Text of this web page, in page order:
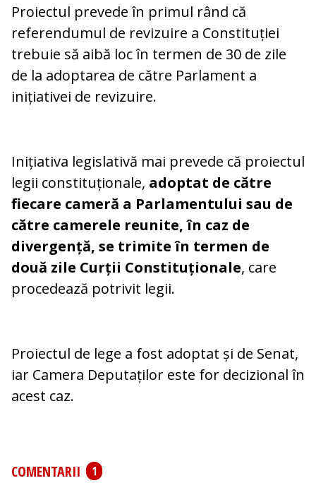
Proiectul prevede în primul rând că
referendumul de revizuire a Constituției
trebuie să aibă loc în termen de 30 de zile
de la adoptarea de către Parlament a
inițiativei de revizuire.
Inițiativa legislativă mai prevede că proiectul
legii constituționale, adoptat de către
fiecare cameră a Parlamentului sau de
către camerele reunite, în caz de
divergență, se trimite în termen de
două zile Curții Constituționale, care
procedează potrivit legii.
Proiectul de lege a fost adoptat și de Senat,
iar Camera Deputaților este for decizional în
acest caz.
COMENTARII 1